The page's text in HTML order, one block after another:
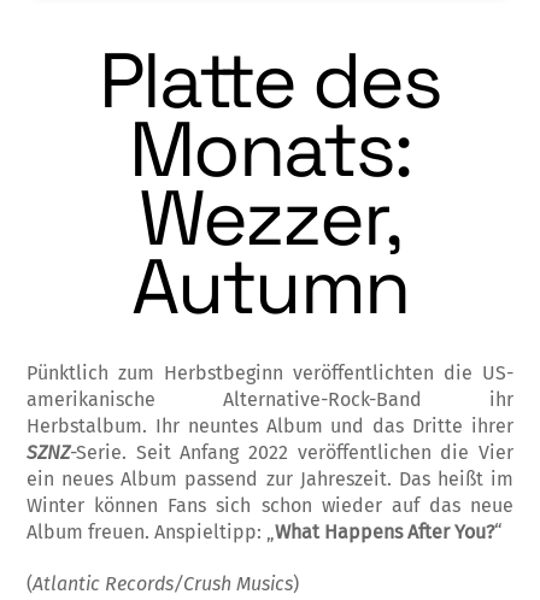
Platte des
Monats:
Wezzer,
Autumn
Pünktlich zum Herbstbeginn veröffentlichten die US-
amerikanische Alternative-Rock-Band ihr
Herbstalbum. Ihr neuntes Album und das Dritte ihrer
SZNZ-Serie. Seit Anfang 2022 veröffentlichen die Vier
ein neues Album passend zur Jahreszeit. Das heißt im
Winter können Fans sich schon wieder auf das neue
Album freuen. Anspieltipp: „What Happens After You?“
(Atlantic Records/Crush Musics)